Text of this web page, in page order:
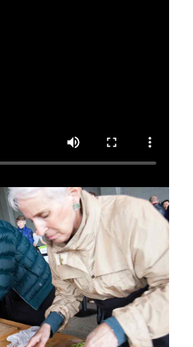
MAKE A